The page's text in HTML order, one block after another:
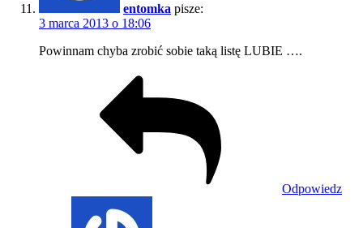
entomka pisze:
3 marca 2013 o 18:06
Powinnam chyba zrobić sobie taką listę LUBIE ….
Odpowiedz